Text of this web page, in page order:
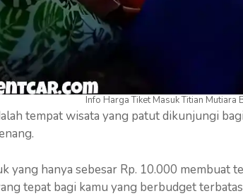
Info Harga Tiket Masuk Titian Mutiara
tempat wisata yang patut dikunjungi
yang hanya sebesar Rp. 10.000 membuat
tepat bagi kamu yang berbudget